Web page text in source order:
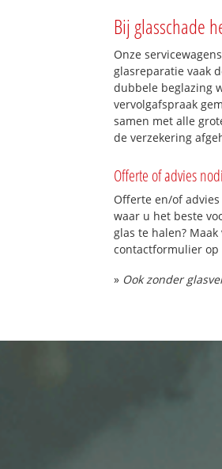
Bij glasschade
Onze
glasreparatie vaak
dubbele beglazing
vervolgafspraak
samen met alle
de verzekering
Offerte of advies
Offerte en/of
waar u het beste
glas te halen?
contactformulier op
» Ook zonder